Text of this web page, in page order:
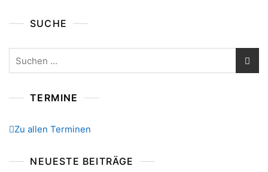
SUCHE
TERMINE
Zu allen Terminen
NEUESTE BEITRÄGE